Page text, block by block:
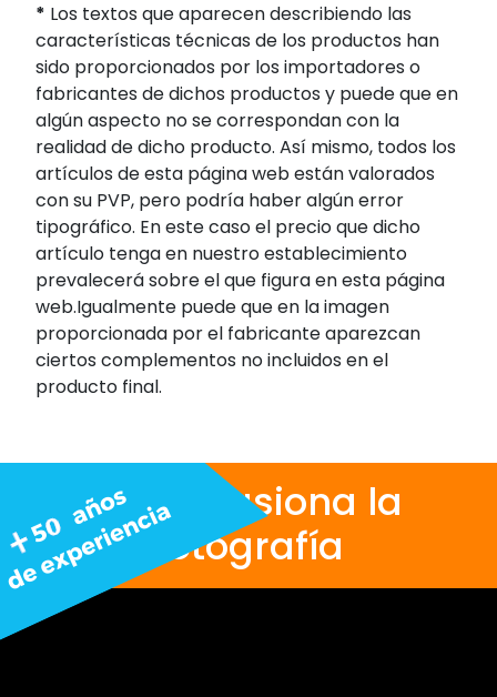
* Los textos que aparecen describiendo las
características técnicas de los productos han
sido proporcionados por los importadores o
fabricantes de dichos productos y puede que en
algún aspecto no se correspondan con la
realidad de dicho producto. Así mismo, todos los
artículos de esta página web están valorados
con su PVP, pero podría haber algún error
tipográfico. En este caso el precio que dicho
artículo tenga en nuestro establecimiento
prevalecerá sobre el que figura en esta página
web.Igualmente puede que en la imagen
proporcionada por el fabricante aparezcan
ciertos complementos no incluidos en el
producto final.
Nos apasiona la
fotografía